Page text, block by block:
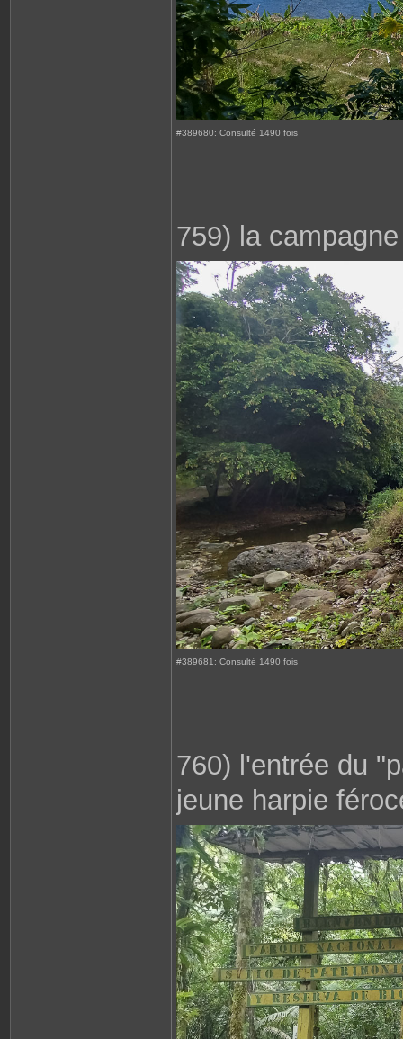
#389680: Consulté 1490 fois
759) la
#389681: Consulté 1490 fois
760) l'entrée du
jeune harpie